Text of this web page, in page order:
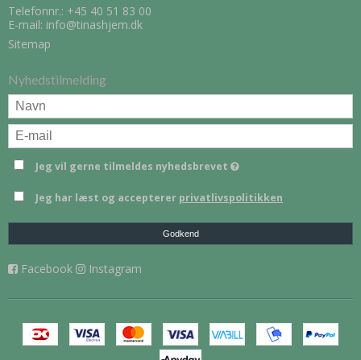
Telefonnr.: +45 40 51 83 00
E-mail: info@tinashjem.dk
Sitemap
Nyhedstilmelding
Jeg vil gerne tilmeldes nyhedsbrevet
Jeg har læst og accepterer privatlivspolitikken
Godkend
Facebook Instagram